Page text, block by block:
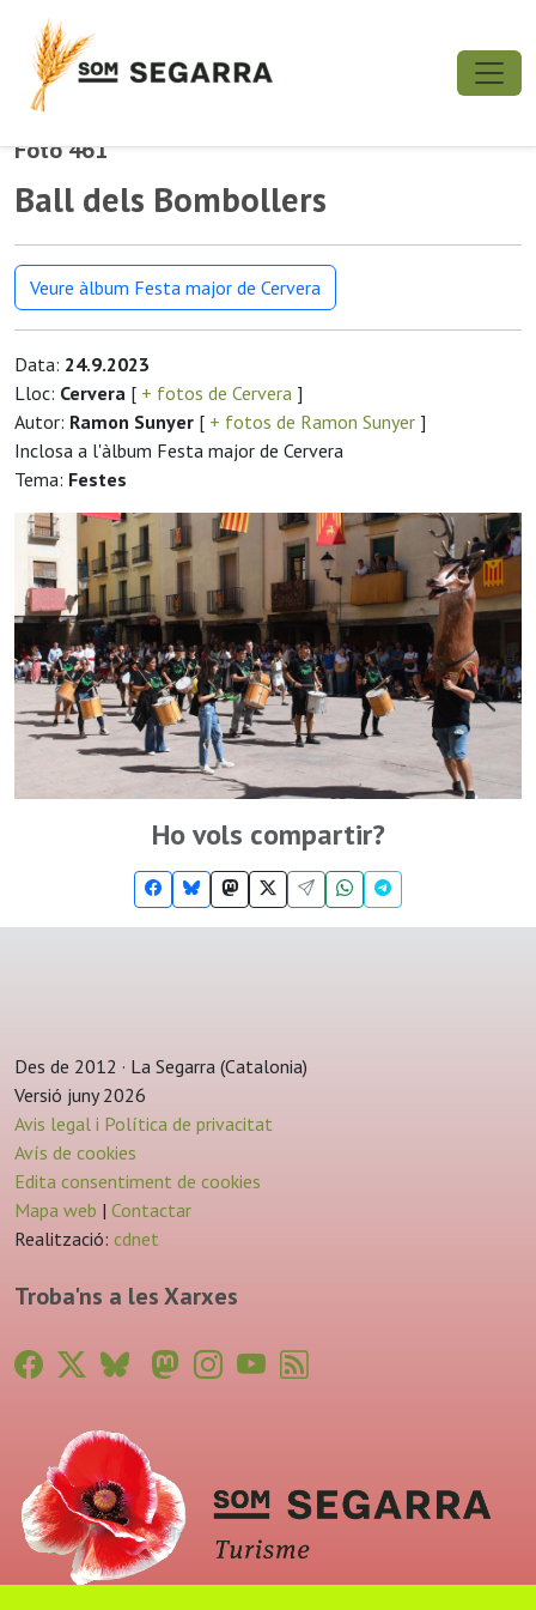
Foto 461
Ball dels Bombollers
Veure àlbum Festa major de Cervera
Data: 24.9.2023
Lloc: Cervera [ + fotos de Cervera ]
Autor: Ramon Sunyer [ + fotos de Ramon Sunyer ]
Inclosa a l'àlbum Festa major de Cervera
Tema: Festes
Ho vols compartir?
Des de 2012 · La Segarra (Catalonia)
Versió juny 2026
Avis legal i Política de privacitat
Avís de cookies
Edita consentiment de cookies
Mapa web | Contactar
Realització: cdnet
Troba'ns a les Xarxes